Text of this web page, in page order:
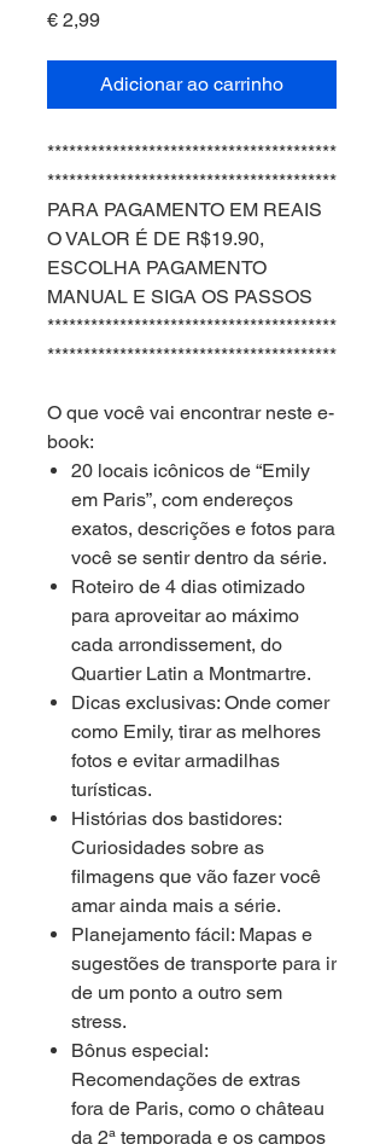
€ 2,99Preço
Adicionar ao carrinho
****************************************
****************************************
PARA PAGAMENTO EM REAIS
O VALOR É DE R$19.90,
ESCOLHA PAGAMENTO
MANUAL E SIGA OS PASSOS
****************************************
****************************************
O que você vai encontrar neste e-
book:
20 locais icônicos de “Emily
em Paris”, com endereços
exatos, descrições e fotos para
você se sentir dentro da série.
Roteiro de 4 dias otimizado
para aproveitar ao máximo
cada arrondissement, do
Quartier Latin a Montmartre.
Dicas exclusivas: Onde comer
como Emily, tirar as melhores
fotos e evitar armadilhas
turísticas.
Histórias dos bastidores:
Curiosidades sobre as
filmagens que vão fazer você
amar ainda mais a série.
Planejamento fácil: Mapas e
sugestões de transporte para ir
de um ponto a outro sem
stress.
Bônus especial:
Recomendações de extras
fora de Paris, como o château
da 2ª temporada e os campos